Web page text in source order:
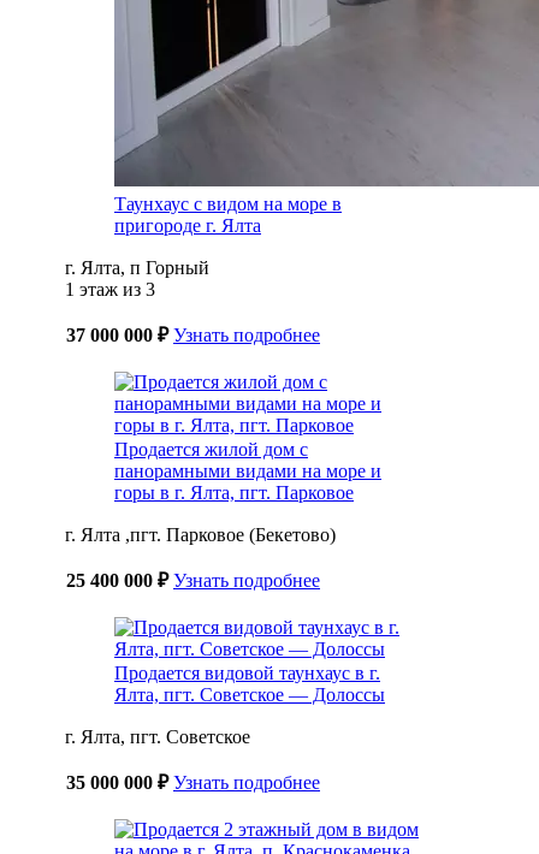
Таунхаус с видом на море в
пригороде г. Ялта
г. Ялта, п Горный
1 этаж из 3
37 000 000 ₽ Узнать подробнее
Продается жилой дом с
панорамными видами на море и
горы в г. Ялта, пгт. Парковое
г. Ялта ,пгт. Парковое (Бекетово)
25 400 000 ₽ Узнать подробнее
Продается видовой таунхаус в г.
Ялта, пгт. Советское — Долоссы
г. Ялта, пгт. Советское
35 000 000 ₽ Узнать подробнее